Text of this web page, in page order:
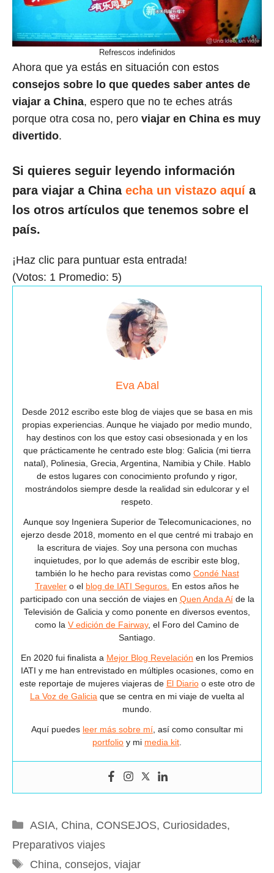
Refrescos indefinidos
Ahora que ya estás en situación con estos
consejos sobre lo que quedes saber antes de
viajar a China, espero que no te eches atrás
porque otra cosa no, pero viajar en China es muy
divertido.
Si quieres seguir leyendo información
para viajar a China echa un vistazo aquí a
los otros artículos que tenemos sobre el
país.
¡Haz clic para puntuar esta entrada!
(Votos: 1 Promedio: 5)
Eva Abal
Desde 2012 escribo este blog de viajes que se basa en mis
propias experiencias. Aunque he viajado por medio mundo,
hay destinos con los que estoy casi obsesionada y en los
que prácticamente he centrado este blog: Galicia (mi tierra
natal), Polinesia, Grecia, Argentina, Namibia y Chile. Hablo
de estos lugares con conocimiento profundo y rigor,
mostrándolos siempre desde la realidad sin edulcorar y el
respeto.
Aunque soy Ingeniera Superior de Telecomunicaciones, no
ejerzo desde 2018, momento en el que centré mi trabajo en
la escritura de viajes. Soy una persona con muchas
inquietudes, por lo que además de escribir este blog,
también lo he hecho para revistas como Condé Nast
Traveler o el blog de IATI Seguros. En estos años he
participado con una sección de viajes en Quen Anda Aíde la
Televisión de Galicia y como ponente en diversos eventos,
como la V edición de Fairway, el Foro del Camino de
Santiago.
En 2020 fui finalista a Mejor Blog Revelación en los Premios
IATI y me han entrevistado en múltiples ocasiones, como en
este reportaje de mujeres viajeras de El Diarioo este otro de
La Voz de Galicia que se centra en mi viaje de vuelta al
mundo.
Aquí puedes leer más sobre mí , así como consultar mi
portfolio y mi media kit
Categorías
ASIA, China, CONSEJOS, Curiosidades,
Preparativos viajes
Etiquetas
China, consejos, viajar